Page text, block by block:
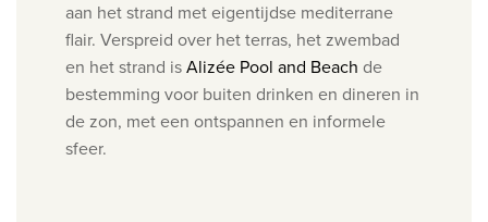
aan het strand met eigentijdse mediterrane
flair. Verspreid over het terras, het zwembad
en het strand isAlizée Pool and Beach de
bestemming voor buiten drinken en dineren in
de zon, met een ontspannen en informele
sfeer.